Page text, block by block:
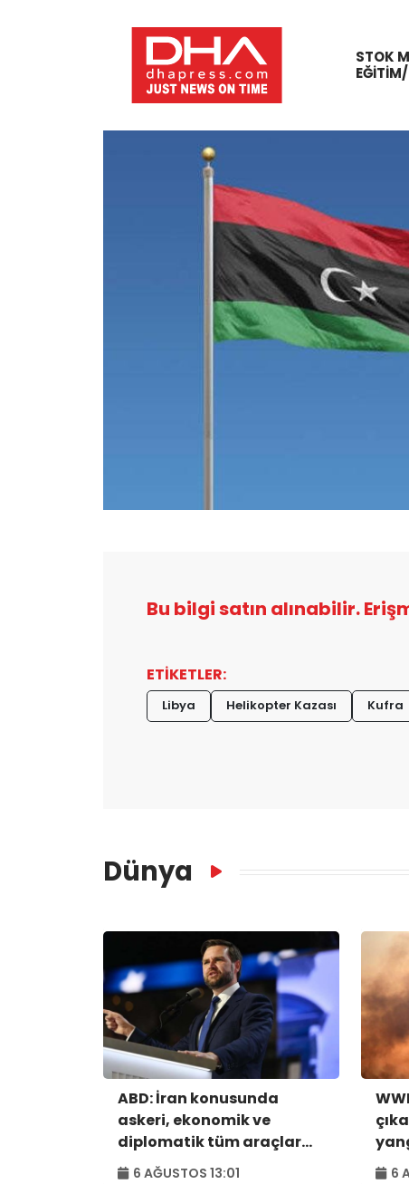
STOK
Bu bilgi satın alınabilir.
ETİKETLER:
Libya Helikopter Kazası Kufra
Dünya
ABD: İran konusunda
askeri, ekonomik ve
diplomatik tüm araçlar
kullanılacak
6 AĞUSTOS 13:01 6